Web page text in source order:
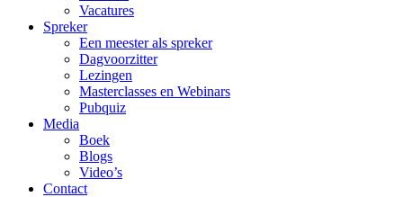
Vacatures
Spreker
Een meester als spreker
Dagvoorzitter
Lezingen
Masterclasses en Webinars
Pubquiz
Media
Boek
Blogs
Video’s
Contact